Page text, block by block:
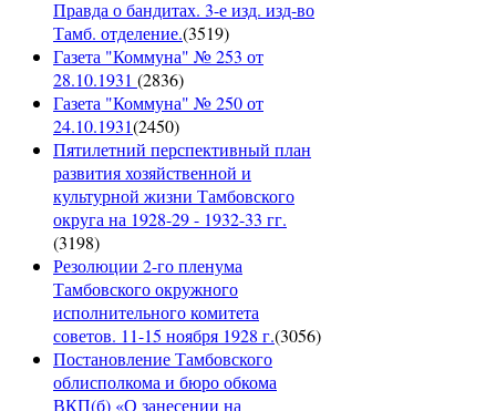
Правда о бандитах. 3-е изд. изд-во
Тамб. отделение.(3519)
Газета "Коммуна" № 253 от
28.10.1931 (2836)
Газета "Коммуна" № 250 от
24.10.1931(2450)
Пятилетний перспективный план
развития хозяйственной и
культурной жизни Тамбовского
округа на 1928-29 - 1932-33 гг.
(3198)
Резолюции 2-го пленума
Тамбовского окружного
исполнительного комитета
советов. 11-15 ноября 1928 г.(3056)
Постановление Тамбовского
облисполкома и бюро обкома
ВКП(б) «О занесении на